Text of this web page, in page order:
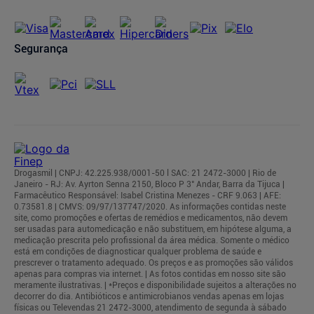
Segurança
Drogasmil | CNPJ: 42.225.938/0001-50 l SAC: 21 2472-3000 | Rio de
Janeiro - RJ: Av. Ayrton Senna 2150, Bloco P 3° Andar, Barra da Tijuca |
Farmacêutico Responsável: Isabel Cristina Menezes - CRF 9.063 | AFE:
0.73581.8 | CMVS: 09/97/137747/2020. As informações contidas neste
site, como promoções e ofertas de remédios e medicamentos, não devem
ser usadas para automedicação e não substituem, em hipótese alguma, a
medicação prescrita pelo profissional da área médica. Somente o médico
está em condições de diagnosticar qualquer problema de saúde e
prescrever o tratamento adequado. Os preços e as promoções são válidos
apenas para compras via internet. | As fotos contidas em nosso site são
meramente ilustrativas. | *Preços e disponibilidade sujeitos a alterações no
decorrer do dia. Antibióticos e antimicrobianos vendas apenas em lojas
físicas ou Televendas 21 2472-3000, atendimento de segunda à sábado